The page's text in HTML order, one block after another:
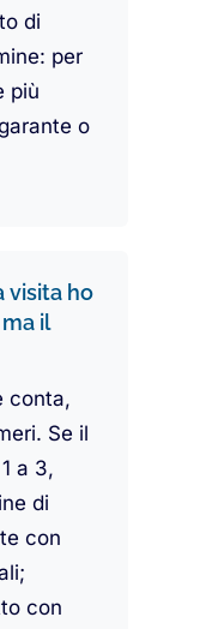
di
per
più
o
visita ho
il
conta,
Se il
a 3,
di
con
con